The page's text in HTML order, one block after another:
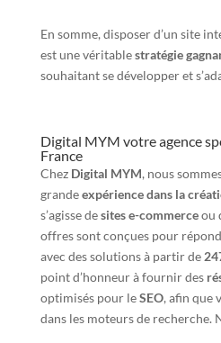
En somme, disposer d’un site
est une véritablestratégie
souhaitant se développer et
Digital MYM votre agence
France
Chez Digital MYM, nous
grandeexpérience dans la
s’agisse desites e-commerceou
offres sont conçues pour
avec des solutions à partir de
point d’honneur à fournir des
optimisés pour leSEO, afin que
dans les moteurs de recherche.